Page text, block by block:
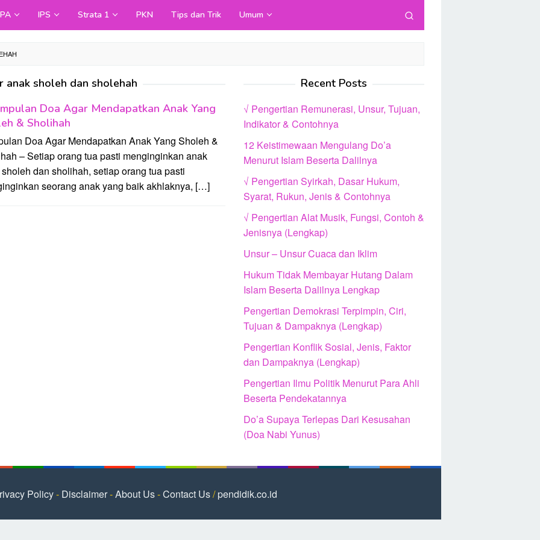
IPS Strata 1 PKN Tips dan Trik Umum
anak sholeh dan sholehah
Doa Agar Mendapatkan Anak Yang
& Sholihah
Doa Agar Mendapatkan Anak Yang Sholeh &
– Setiap orang tua pasti menginginkan anak
dan sholihah, setiap orang tua pasti
seorang anak yang baik akhlaknya, […]
Recent Posts
√ Pengertian Remunerasi, Unsur, Tujuan,
Indikator & Contohnya
12 Keistimewaan Mengulang Do’a
Menurut Islam Beserta Dalilnya
√ Pengertian Syirkah, Dasar Hukum,
Syarat, Rukun, Jenis & Contohnya
√ Pengertian Alat Musik, Fungsi, Contoh &
Jenisnya (Lengkap)
Unsur – Unsur Cuaca dan Iklim
Hukum Tidak Membayar Hutang Dalam
Islam Beserta Dalilnya Lengkap
Pengertian Demokrasi Terpimpin, Ciri,
Tujuan & Dampaknya (Lengkap)
Pengertian Konflik Sosial, Jenis, Faktor
dan Dampaknya (Lengkap)
Pengertian Ilmu Politik Menurut Para Ahli
Beserta Pendekatannya
Do’a Supaya Terlepas Dari Kesusahan
(Doa Nabi Yunus)
Policy- Disclaimer-About Us-Contact Us/pendidik.co.id